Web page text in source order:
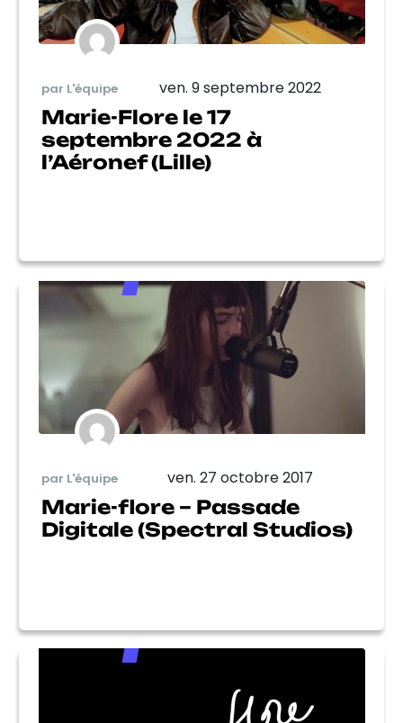
par L'équipe ven. 9 septembre 2022
Marie-Flore le 17
septembre 2022 à
l’Aéronef (Lille)
par L'équipe ven. 27 octobre 2017
Marie-flore – Passade
Digitale (Spectral Studios)